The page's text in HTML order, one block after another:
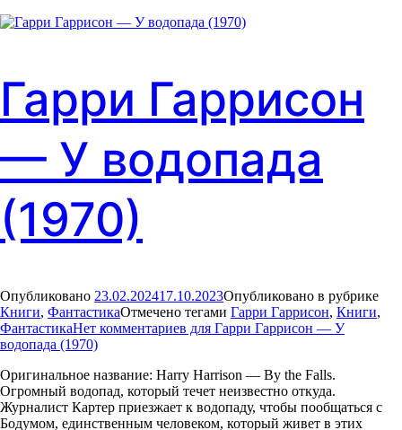
Гарри Гаррисон
— У водопада
(1970)
Опубликовано 23.02.202417.10.2023Опубликовано в рубрике
Книги, ФантастикаОтмечено тегами Гарри Гаррисон, Книги,
ФантастикаНет комментариев для Гарри Гаррисон — У
водопада (1970)
Оригинальное название: Harry Harrison — By the Falls.
Огромный водопад, который течет неизвестно откуда.
Журналист Картер приезжает к водопаду, чтобы пообщаться с
Бодумом, единственным человеком, который живет в этих